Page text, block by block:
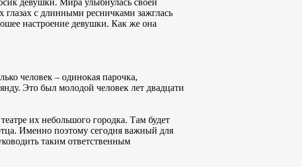
девушки. Мира улыбнулась своей
с длинными ресничками зажглась
настроение девушки. Как же она
человек – одинокая парочка,
Это был молодой человек лет двадцати
их небольшого городка. Там будет
Именно поэтому сегодня важный для
таким ответственным